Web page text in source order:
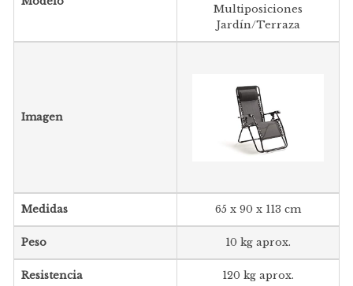
Multiposiciones
Jardín/Terraza
Imagen
Medidas 65 x 90 x 113 cm
Peso 10 kg aprox.
Resistencia 120 kg aprox.